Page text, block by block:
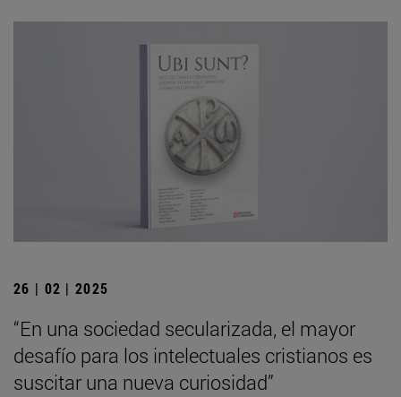
26 | 02 | 2025
“En una sociedad secularizada, el mayor
desafío para los intelectuales cristianos es
suscitar una nueva curiosidad”